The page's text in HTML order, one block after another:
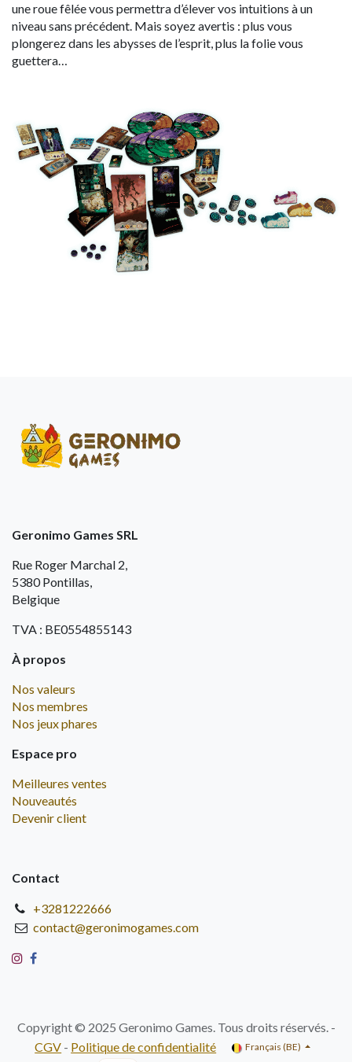
une roue fêlée vous permettra d’élever vos intuitions à un
niveau sans précédent. Mais soyez avertis : plus vous
plongerez dans les abysses de l’esprit, plus la folie vous
guettera…
Geronimo Games SRL
Rue Roger Marchal 2,
5380 Pontillas,
Belgique
TVA : BE0554855143
À propos
Nos valeurs
Nos membres
Nos jeux phares
Espace pro
Meilleures ventes
Nouveautés
Devenir client
Contact
+3281222666
contact@geronimogames.com
Copyright © 2025 Geronimo Games. Tous droits réservés. -
CGV - Politique de confidentialité Français (BE)